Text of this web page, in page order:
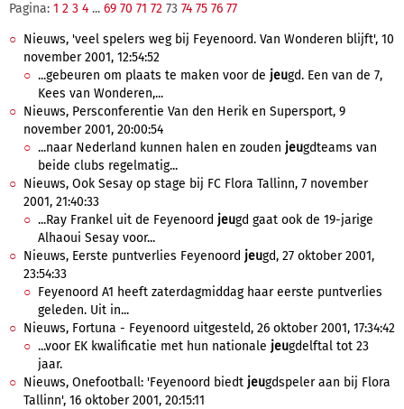
Pagina: 1 2 3 4 ... 69 70 71 72 73 74 75 76 77
Nieuws, 'veel spelers weg bij Feyenoord. Van Wonderen blijft', 10
november 2001, 12:54:52
...gebeuren om plaats te maken voor de jeugd. Een van de 7,
Kees van Wonderen,...
Nieuws, Persconferentie Van den Herik en Supersport, 9
november 2001, 20:00:54
...naar Nederland kunnen halen en zouden jeugdteams van
beide clubs regelmatig...
Nieuws, Ook Sesay op stage bij FC Flora Tallinn, 7 november
2001, 21:40:33
...Ray Frankel uit de Feyenoord jeugd gaat ook de 19-jarige
Alhaoui Sesay voor...
Nieuws, Eerste puntverlies Feyenoord jeugd, 27 oktober 2001,
23:54:33
Feyenoord A1 heeft zaterdagmiddag haar eerste puntverlies
geleden. Uit in...
Nieuws, Fortuna - Feyenoord uitgesteld, 26 oktober 2001, 17:34:42
...voor EK kwalificatie met hun nationale jeugdelftal tot 23
jaar.
Nieuws, Onefootball: 'Feyenoord biedt jeugdspeler aan bij Flora
Tallinn', 16 oktober 2001, 20:15:11